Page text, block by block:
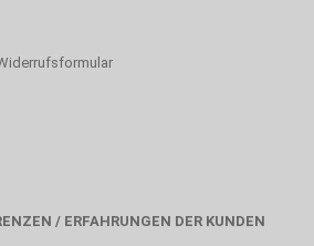
/ ERFAHRUNGEN DER KUNDEN